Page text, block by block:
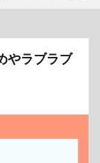
やラブラブ